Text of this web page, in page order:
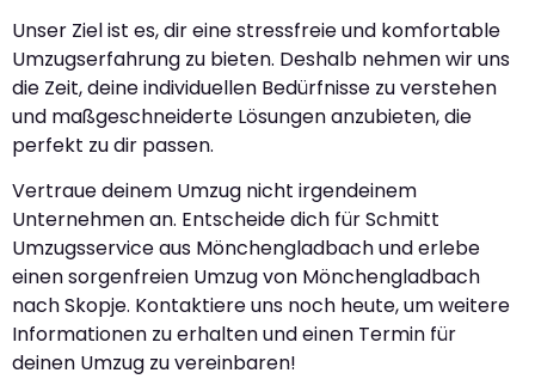
Unser Ziel ist es, dir eine stressfreie und komfortable
Umzugserfahrung zu bieten. Deshalb nehmen wir uns
die Zeit, deine individuellen Bedürfnisse zu verstehen
und maßgeschneiderte Lösungen anzubieten, die
perfekt zu dir passen.
Vertraue deinem Umzug nicht irgendeinem
Unternehmen an. Entscheide dich für Schmitt
Umzugsservice aus Mönchengladbach und erlebe
einen sorgenfreien Umzug von Mönchengladbach
nach Skopje. Kontaktiere uns noch heute, um weitere
Informationen zu erhalten und einen Termin für
deinen Umzug zu vereinbaren!